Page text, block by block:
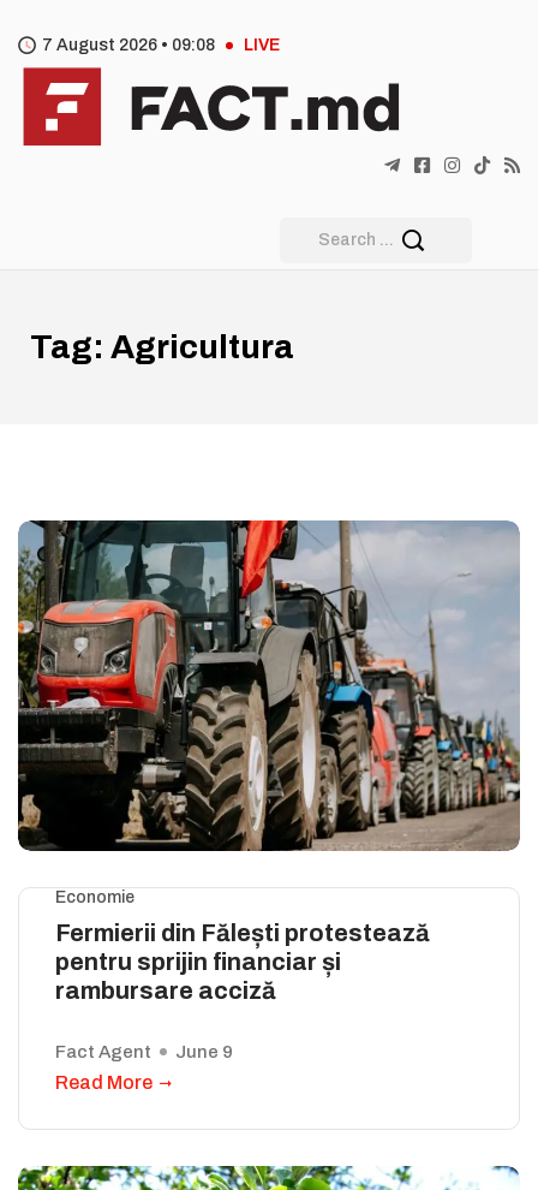
7 August 2026 • 09 08 LIVE
Tag: Agricultura
Economie
Fermierii din Fălești protestează
pentru sprijin financiar și
rambursare acciză
Fact Agent June 9
Read More